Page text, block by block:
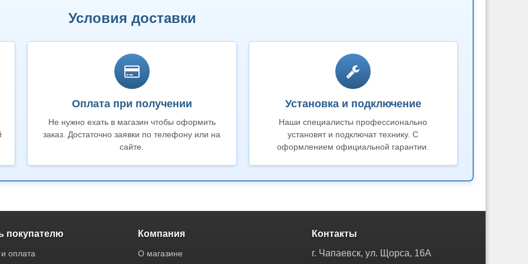
Условия доставки
Оплата при получении
Не нужно ехать в магазин чтобы оформить
заказ. Достаточно заявки по телефону или на
сайте.
Установка и подключение
Наши специалисты профессионально
установят и подключат технику. С
оформлением официальной гарантии.
покупателю
оплата
Компания
О магазине
Контакты
г. Чапаевск, ул. Щорса, 16А